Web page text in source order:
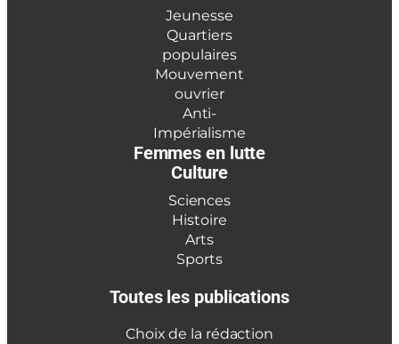
Jeunesse
Quartiers
populaires
Mouvement
ouvrier
Anti-
Impérialisme
Femmes en lutte
Culture
Sciences
Histoire
Arts
Sports
Toutes les publications
Choix de la rédaction